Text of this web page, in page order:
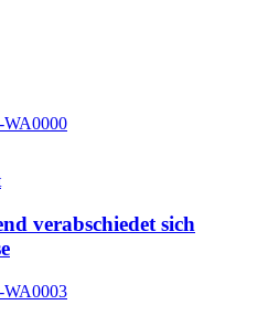
verabschiedet sich